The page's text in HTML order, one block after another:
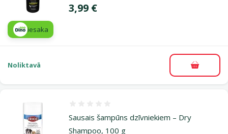
Cena
3,99 €
iesaka
Noliktavā
Sausais šampūns dzīvniekiem – Dry
Shampoo, 100 g